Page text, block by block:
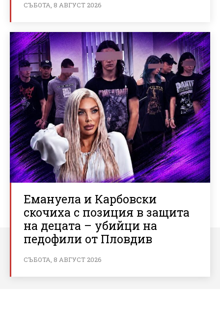
СЪБОТА, 8 АВГУСТ 2026
Емануела и Карбовски
скочиха с позиция в защита
на децата – убийци на
педофили от Пловдив
СЪБОТА, 8 АВГУСТ 2026